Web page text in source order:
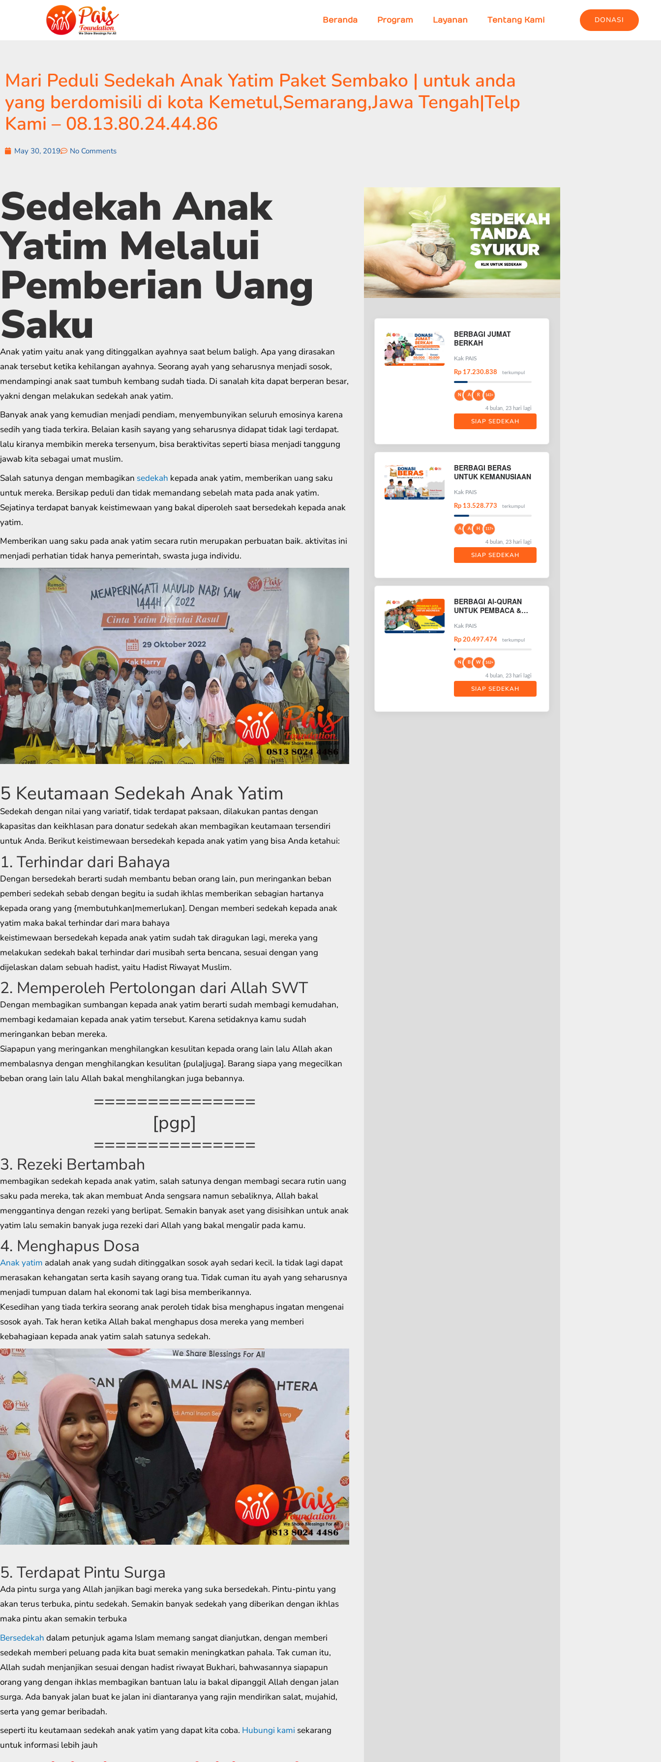
Beranda Program Layanan Tentang Kami DONASI
Mari Peduli Sedekah Anak Yatim Paket Sembako | untuk anda
yang berdomisili di kota Kemetul,Semarang,Jawa Tengah|Telp
Kami – 08.13.80.24.44.86
May 30, 2019 No Comments
Sedekah Anak
Yatim Melalui
Pemberian Uang
Saku
Anak yatim yaitu anak yang ditinggalkan ayahnya saat belum baligh. Apa yang dirasakan
anak tersebut ketika kehilangan ayahnya. Seorang ayah yang seharusnya menjadi sosok,
mendampingi anak saat tumbuh kembang sudah tiada. Di sanalah kita dapat berperan besar,
yakni dengan melakukan sedekah anak yatim.
Banyak anak yang kemudian menjadi pendiam, menyembunyikan seluruh emosinya karena
sedih yang tiada terkira. Belaian kasih sayang yang seharusnya didapat tidak lagi terdapat.
lalu kiranya membikin mereka tersenyum, bisa beraktivitas seperti biasa menjadi tanggung
jawab kita sebagai umat muslim.
Salah satunya dengan membagikan sedekah kepada anak yatim, memberikan uang saku
untuk mereka. Bersikap peduli dan tidak memandang sebelah mata pada anak yatim.
Sejatinya terdapat banyak keistimewaan yang bakal diperoleh saat bersedekah kepada anak
yatim.
Memberikan uang saku pada anak yatim secara rutin merupakan perbuatan baik. aktivitas ini
menjadi perhatian tidak hanya pemerintah, swasta juga individu.
5 Keutamaan Sedekah Anak Yatim
Sedekah dengan nilai yang variatif, tidak terdapat paksaan, dilakukan pantas dengan
kapasitas dan keikhlasan para donatur sedekah akan membagikan keutamaan tersendiri
untuk Anda. Berikut keistimewaan bersedekah kepada anak yatim yang bisa Anda ketahui:
1. Terhindar dari Bahaya
Dengan bersedekah berarti sudah membantu beban orang lain, pun meringankan beban
pemberi sedekah sebab dengan begitu ia sudah ikhlas memberikan sebagian hartanya
kepada orang yang {membutuhkan|memerlukan]. Dengan memberi sedekah kepada anak
yatim maka bakal terhindar dari mara bahaya
keistimewaan bersedekah kepada anak yatim sudah tak diragukan lagi, mereka yang
melakukan sedekah bakal terhindar dari musibah serta bencana, sesuai dengan yang
dijelaskan dalam sebuah hadist, yaitu Hadist Riwayat Muslim.
2. Memperoleh Pertolongan dari Allah SWT
Dengan membagikan sumbangan kepada anak yatim berarti sudah membagi kemudahan,
membagi kedamaian kepada anak yatim tersebut. Karena setidaknya kamu sudah
meringankan beban mereka.
Siapapun yang meringankan menghilangkan kesulitan kepada orang lain lalu Allah akan
membalasnya dengan menghilangkan kesulitan {pula|juga]. Barang siapa yang megecilkan
beban orang lain lalu Allah bakal menghilangkan juga bebannya.
===============
[pgp]
===============
3. Rezeki Bertambah
membagikan sedekah kepada anak yatim, salah satunya dengan membagi secara rutin uang
saku pada mereka, tak akan membuat Anda sengsara namun sebaliknya, Allah bakal
menggantinya dengan rezeki yang berlipat. Semakin banyak aset yang disisihkan untuk anak
yatim lalu semakin banyak juga rezeki dari Allah yang bakal mengalir pada kamu.
4. Menghapus Dosa
Anak yatim adalah anak yang sudah ditinggalkan sosok ayah sedari kecil. Ia tidak lagi dapat
merasakan kehangatan serta kasih sayang orang tua. Tidak cuman itu ayah yang seharusnya
menjadi tumpuan dalam hal ekonomi tak lagi bisa memberikannya.
Kesedihan yang tiada terkira seorang anak peroleh tidak bisa menghapus ingatan mengenai
sosok ayah. Tak heran ketika Allah bakal menghapus dosa mereka yang memberi
kebahagiaan kepada anak yatim salah satunya sedekah.
5. Terdapat Pintu Surga
Ada pintu surga yang Allah janjikan bagi mereka yang suka bersedekah. Pintu-pintu yang
akan terus terbuka, pintu sedekah. Semakin banyak sedekah yang diberikan dengan ikhlas
maka pintu akan semakin terbuka
Bersedekah dalam petunjuk agama Islam memang sangat dianjutkan, dengan memberi
sedekah memberi peluang pada kita buat semakin meningkatkan pahala. Tak cuman itu,
Allah sudah menjanjikan sesuai dengan hadist riwayat Bukhari, bahwasannya siapapun
orang yang dengan ihklas membagikan bantuan lalu ia bakal dipanggil Allah dengan jalan
surga. Ada banyak jalan buat ke jalan ini diantaranya yang rajin mendirikan salat, mujahid,
serta yang gemar beribadah.
seperti itu keutamaan sedekah anak yatim yang dapat kita coba. Hubungi kami sekarang
untuk informasi lebih jauh
BERBAGI JUMAT
BERKAH
Kak PAIS
Rp 17.230.838 terkumpul
N A R 143+
4 bulan, 23 hari lagi
SIAP SEDEKAH
BERBAGI BERAS
UNTUK KEMANUSIAAN
Kak PAIS
Rp 13.528.773 terkumpul
A A H 117+
4 bulan, 23 hari lagi
SIAP SEDEKAH
BERBAGI Al-QURAN
UNTUK PEMBACA &
QURAN
Kak PAIS
Rp 20.497.474 terkumpul
N B W 162+
4 bulan, 23 hari lagi
SIAP SEDEKAH